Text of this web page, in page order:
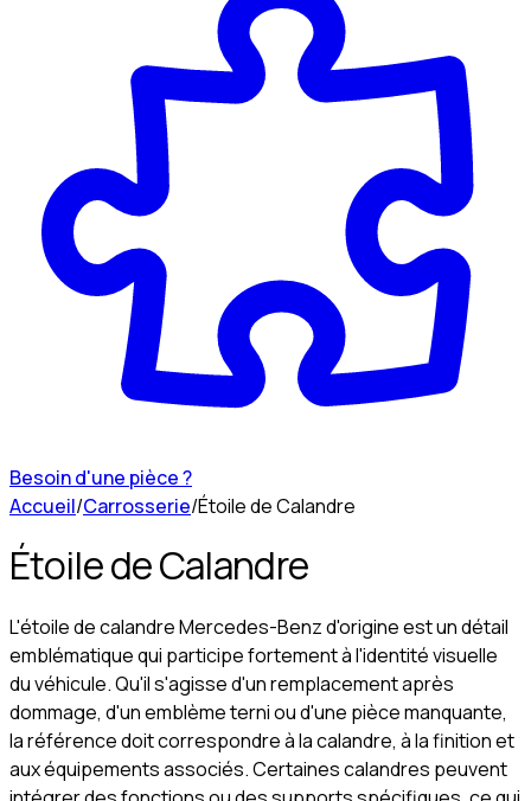
Besoin d'une pièce ?
Accueil/Carrosserie/Étoile de Calandre
Étoile de Calandre
L'étoile de calandre Mercedes-Benz d'origine est un détail
emblématique qui participe fortement à l'identité visuelle
du véhicule. Qu'il s'agisse d'un remplacement après
dommage, d'un emblème terni ou d'une pièce manquante,
la référence doit correspondre à la calandre, à la finition et
aux équipements associés. Certaines calandres peuvent